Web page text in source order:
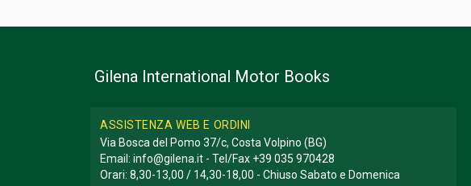
Gilena International Motor Books
ASSISTENZA WEB E ORDINI
Via Bosca del Pomo 37/c, Costa Volpino (BG)
Email: info@gilena.it - Tel/Fax +39 035 970428
Orari: 8,30-13,00 / 14,30-18,00 - Chiuso Sabato e Domenica